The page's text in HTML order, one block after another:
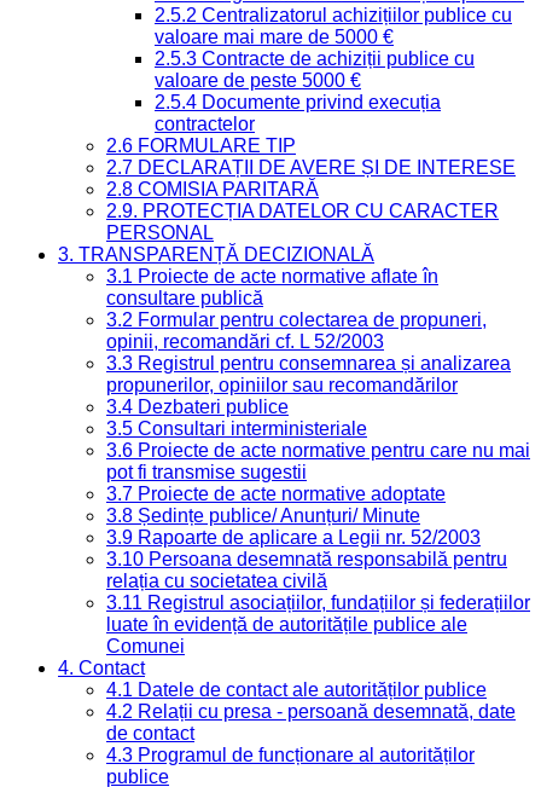
2.5.2 Centralizatorul achizițiilor publice cu
valoare mai mare de 5000 €
2.5.3 Contracte de achiziții publice cu
valoare de peste 5000 €
2.5.4 Documente privind execuția
contractelor
2.6 FORMULARE TIP
2.7 DECLARAȚII DE AVERE ȘI DE INTERESE
2.8 COMISIA PARITARĂ
2.9. PROTECȚIA DATELOR CU CARACTER
PERSONAL
3. TRANSPARENȚĂ DECIZIONALĂ
3.1 Proiecte de acte normative aflate în
consultare publică
3.2 Formular pentru colectarea de propuneri,
opinii, recomandări cf. L 52/2003
3.3 Registrul pentru consemnarea și analizarea
propunerilor, opiniilor sau recomandărilor
3.4 Dezbateri publice
3.5 Consultari interministeriale
3.6 Proiecte de acte normative pentru care nu mai
pot fi transmise sugestii
3.7 Proiecte de acte normative adoptate
3.8 Ședințe publice/ Anunțuri/ Minute
3.9 Rapoarte de aplicare a Legii nr. 52/2003
3.10 Persoana desemnată responsabilă pentru
relația cu societatea civilă
3.11 Registrul asociațiilor, fundațiilor și federațiilor
luate în evidență de autoritățile publice ale
Comunei
4. Contact
4.1 Datele de contact ale autorităților publice
4.2 Relații cu presa - persoană desemnată, date
de contact
4.3 Programul de funcționare al autorităților
publice